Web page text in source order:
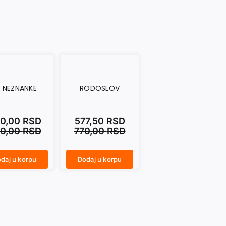
NEZNANKE
RSD
RSD
u korpu
RODOSLOV
770,00RSD
577,50 RSD
Dodaj u korpu